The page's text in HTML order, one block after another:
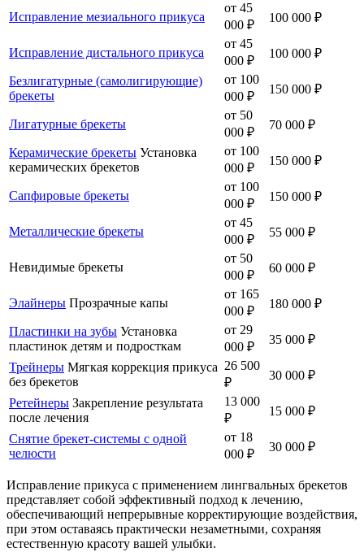
Исправление мезиального прикуса
от 45
000 ₽
100 000 ₽
Исправление дистального прикуса
от 45
000 ₽
100 000 ₽
Безлигатурные (самолигирующие)
брекеты
от 100
000 ₽
150 000 ₽
Лигатурные брекеты
от 50
000 ₽
70 000 ₽
Керамические брекеты Установка
керамических брекетов
от 100
000 ₽
150 000 ₽
Сапфировые брекеты
от 100
000 ₽
150 000 ₽
Металлические брекеты
от 45
000 ₽
55 000 ₽
Невидимые брекеты
от 50
000 ₽
60 000 ₽
Элайнеры Прозрачные капы
от 165
000 ₽
180 000 ₽
Пластинки на зубы Установка
пластинок детям и подросткам
от 29
000 ₽
35 000 ₽
Трейнеры Мягкая коррекция прикуса
без брекетов
26 500
₽
30 000 ₽
Ретейнеры Закрепление результата
после лечения
13 000
₽
15 000 ₽
Снятие брекет-системы с одной
челюсти
от 18
000 ₽
30 000 ₽
Исправление прикуса с применением лингвальных брекетов
представляет собой эффективный подход к лечению,
обеспечивающий непрерывные корректирующие воздействия,
при этом оставаясь практически незаметными, сохраняя
естественную красоту вашей улыбки.